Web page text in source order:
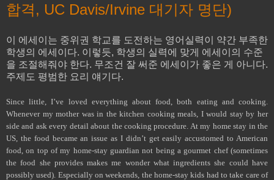
합격, UC Davis/Irvine 대기자 명단)
이 에세이는 중위권 학교를 도전하는 영어실력이 약간 부족한
학생의 에세이다. 이렇듯, 학생의 실력에 맞게 에세이의 수준
을 조절해줘야 한다. 무조건 잘 써준 에세이가 좋은 게 아니다.
주제도 평범한 요리 얘기다.
Since little, I’ve loved everything about food, both eating and cooking.
Whenever my mother was in the kitchen cooking meals, I would stay by her
side and ask every detail about the cooking procedure. At my home stay in the
US, the food became an issue as I didn’t get easily accustomed to American
food, on top of my home-stay guardian not being a gourmet chef (sometimes
the food she provides makes me wonder what ingredients she could have
possibly used). Especially on weekends, the home-stay kids had to take care of